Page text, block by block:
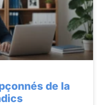
de la